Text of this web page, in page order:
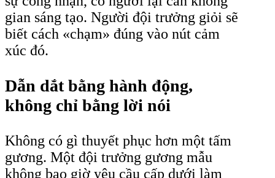
gian sáng tạo. Người đội trưởng giỏi sẽ
biết cách «chạm» đúng vào nút cảm
xúc đó.
Dẫn dắt bằng hành động,
không chỉ bằng lời nói
Không có gì thuyết phục hơn một tấm
gương. Một đội trưởng gương mẫu
không bao giờ yêu cầu cấp dưới làm